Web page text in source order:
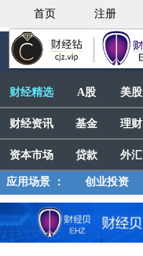
首页 注册
财经精选 A股 美股
财经资讯 基金 理财
资本市场 贷款 外汇
应用场景 ： 创业投资